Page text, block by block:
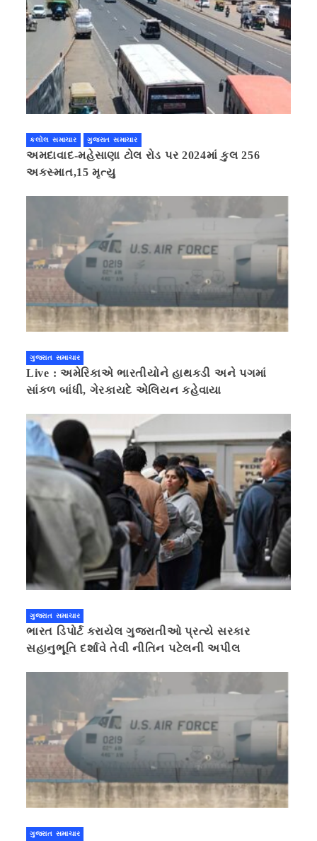
કલોલ સમાચાર ગુજરાત સમાચાર
અમદાવાદ-મહેસાણા ટોલ રોડ પર 2024માં કુલ 256
અકસ્માત,15 મૃત્યુ
ગુજરાત સમાચાર
Live : અમેરિકાએ ભારતીયોને હાથકડી અને પગમાં
સાંકળ બાંધી, ગેરકાયદે એલિયન કહેવાયા
ગુજરાત સમાચાર
ભારત ડિપોર્ટ કરાયેલ ગુજરાતીઓ પ્રત્યે સરકાર
સહાનુભૂતિ દર્શાવે તેવી નીતિન પટેલની અપીલ
ગુજરાત સમાચાર